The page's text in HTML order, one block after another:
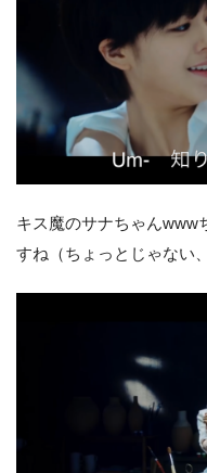
キス魔のサナちゃんwww
すね（ちょっとじゃない